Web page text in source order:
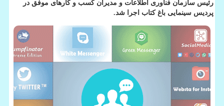
رئیس سازمان فناوری اطلاعات و مدیران كسب و كارهای موفق در
پردیس سینمایی باغ كتاب اجرا شد.